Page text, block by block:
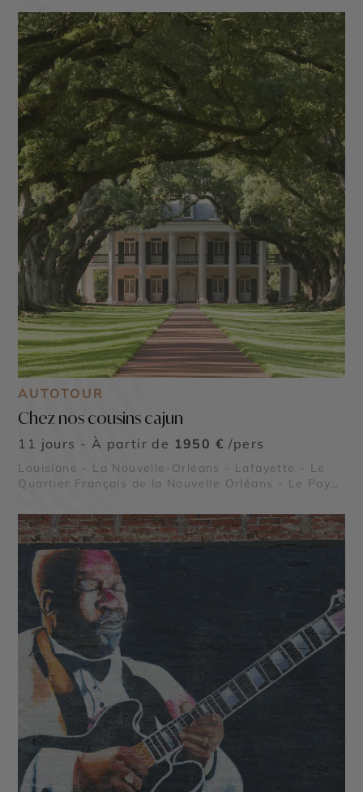
AUTOTOUR
Chez nos cousins cajun
11 jours - À partir de 1950 € /pers
Louisiane - La Nouvelle-Orléans - Lafayette - Le
Quartier Français de la Nouvelle Orléans - Le Pays